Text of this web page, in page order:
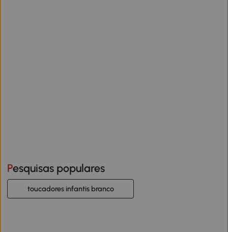
Pesquisas populares
toucadores infantis branco